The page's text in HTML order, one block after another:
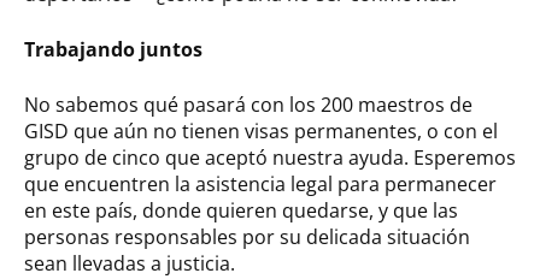
Trabajando juntos
No sabemos qué pasará con los 200 maestros de
GISD que aún no tienen visas permanentes, o con el
grupo de cinco que aceptó nuestra ayuda. Esperemos
que encuentren la asistencia legal para permanecer
en este país, donde quieren quedarse, y que las
personas responsables por su delicada situación
sean llevadas a justicia.